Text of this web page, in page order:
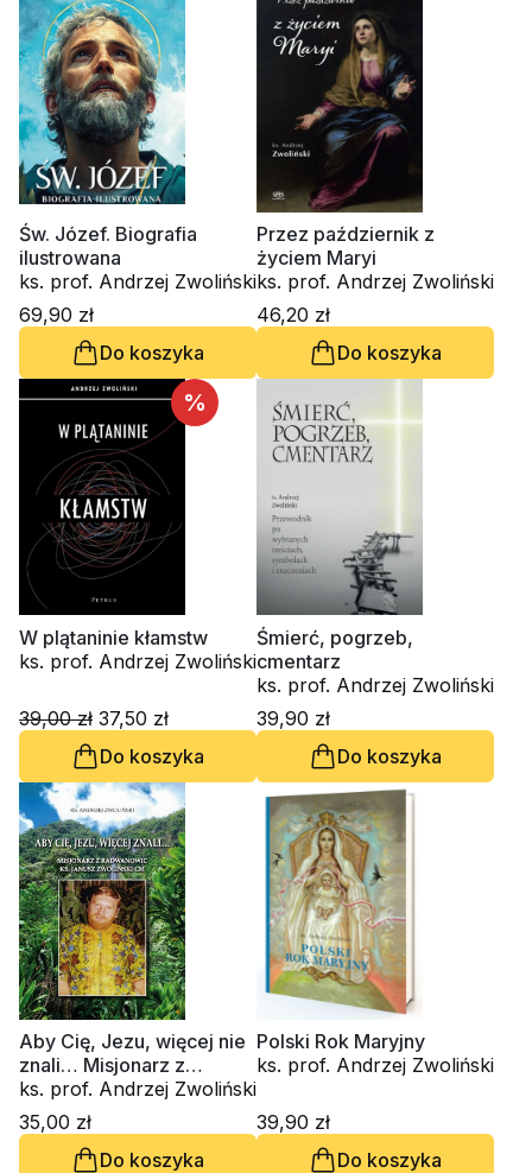
Św. Józef. Biografia
ilustrowana
ks. prof. Andrzej Zwoliński
69,90 zł
Do koszyka
Przez październik z
życiem Maryi
ks. prof. Andrzej Zwoliński
46,20 zł
Do koszyka
%
W plątaninie kłamstw
ks. prof. Andrzej Zwoliński
39,00 zł 37,50 zł
Do koszyka
Śmierć, pogrzeb,
cmentarz
ks. prof. Andrzej Zwoliński
39,90 zł
Do koszyka
Aby Cię, Jezu, więcej nie
znali… Misjonarz z
Radwanowic
ks. prof. Andrzej Zwoliński
35,00 zł
Do koszyka
Polski Rok Maryjny
ks. prof. Andrzej Zwoliński
39,90 zł
Do koszyka